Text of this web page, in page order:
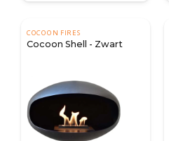
COCOON FIRES
Cocoon Shell - Zwart